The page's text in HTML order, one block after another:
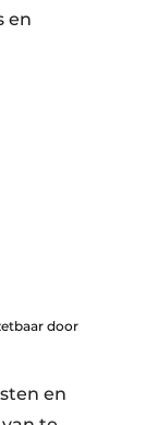
en
door
en